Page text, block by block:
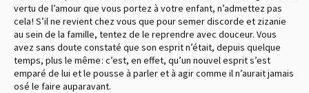
vertu de l’amour que vous portez à votre enfant, n’admettez pas
cela ! S’il ne revient chez vous que pour semer discorde et zizanie
au sein de la famille, tentez de le reprendre avec douceur. Vous
avez sans doute constaté que son esprit n’était, depuis quelque
temps, plus le même : c’est, en effet, qu’un nouvel esprit s’est
emparé de lui et le pousse à parler et à agir comme il n’aurait jamais
osé le faire auparavant.